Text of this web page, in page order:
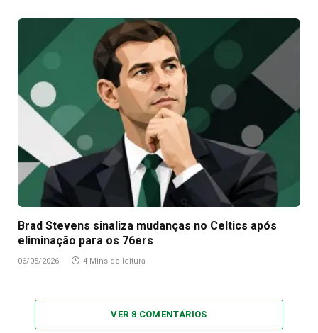
Brad Stevens sinaliza mudanças no Celtics após
eliminação para os 76ers
06/05/2026 4 Mins de leitura
VER 8 COMENTÁRIOS